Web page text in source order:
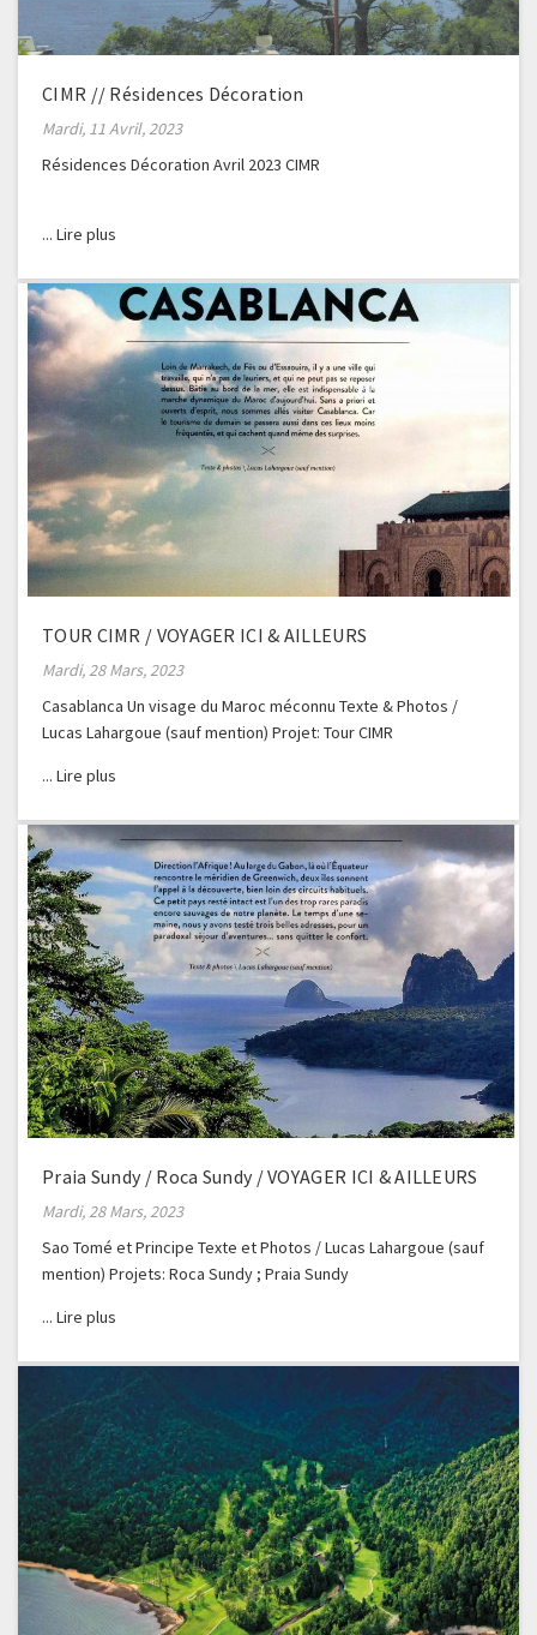
CIMR // Résidences Décoration
Mardi, 11 Avril, 2023
Résidences Décoration Avril 2023 CIMR
TOUR CIMR / VOYAGER ICI & AILLEURS
Mardi, 28 Mars, 2023
Casablanca Un visage du Maroc méconnu Texte & Photos /
Lucas Lahargoue (sauf mention) Projet: Tour CIMR
Praia Sundy / Roca Sundy / VOYAGER ICI & AILLEURS
Mardi, 28 Mars, 2023
Sao Tomé et Principe Texte et Photos / Lucas Lahargoue (sauf
mention) Projets: Roca Sundy ; Praia Sundy